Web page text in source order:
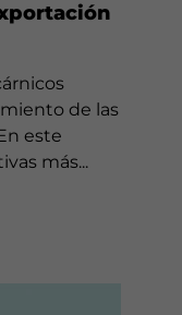
de las
este
más...